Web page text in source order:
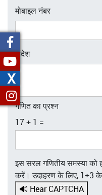
मोबाइल नंबर
संदेश
गणित का प्रश्न
17 + 1 =
इस सरल गणितीय समस्या को
करें। उदाहरण के लिए, 1+3 के
🔊 Hear CAPTCHA
X